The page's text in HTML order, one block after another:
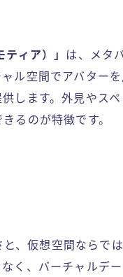
ィア）」 は、メタ
ル空間でアバター
します。外見やスペ
るのが特徴です。
、仮想空間ならで
く、バーチャルデ